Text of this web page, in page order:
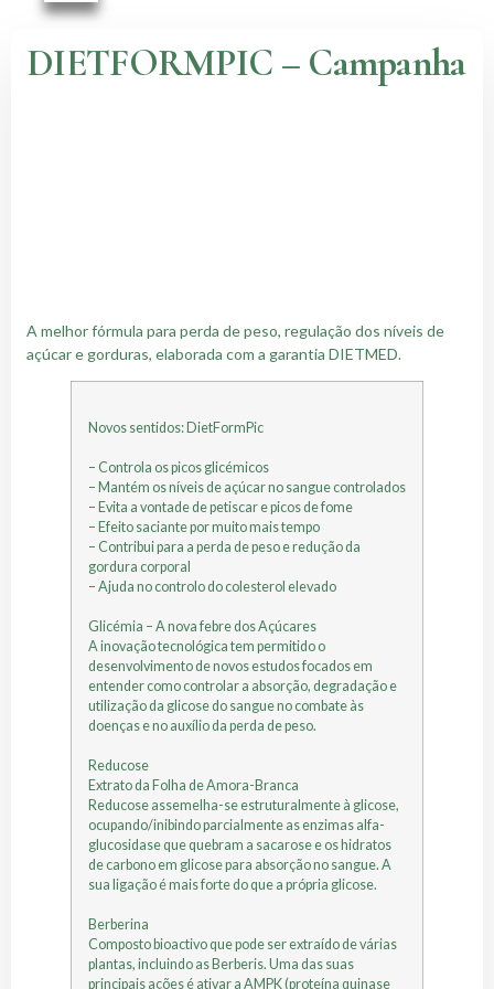
DIETFORMPIC – Campanha
A melhor fórmula para perda de peso, regulação dos níveis de
açúcar e gorduras, elaborada com a garantia DIETMED.
Novos sentidos­: DietFormPic
– Controla os picos glicémicos
– Mantém os níveis de açúcar no sangue controlados
– Evita a vontade de petiscar e picos de fome
– Efeito saciante por muito mais tempo
– Contribui para a perda de peso e redução da
gordura corporal
– Ajuda no controlo do colesterol elevado
Glicémia – A nova febre dos Açúcares
A inovação tecnológica tem permitido o
desenvolvimento de novos estudos focados em
entender como controlar a absorção, degradação e
utilização da glicose do sangue no combate às
doenças e no auxílio da perda de peso.
Reducose
Extrato da Folha de Amora-Branca
Reducose assemelha-se estruturalmente à glicose,
ocupando/inibindo parcialmente as enzimas alfa-
glucosidase que quebram a sacarose e os hidratos
de carbono em glicose para absorção no sangue. A
sua ligação é mais forte do que a própria glicose.
Berberina
Composto bioactivo que pode ser extraído de várias
plantas, incluindo as Berberis. Uma das suas
principais ações é ativar a AMPK (proteína quinase